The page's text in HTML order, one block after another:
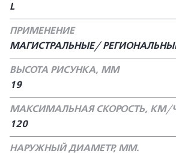
L
ПРИМЕНЕНИЕ
МАГИСТРАЛЬНЫЕ/
ВЫСОТА РИСУНКА, ММ
19
МАКСИМАЛЬНАЯ СКОРОСТЬ, КМ/
120
НАРУЖНЫЙ ДИАМЕТР, ММ.